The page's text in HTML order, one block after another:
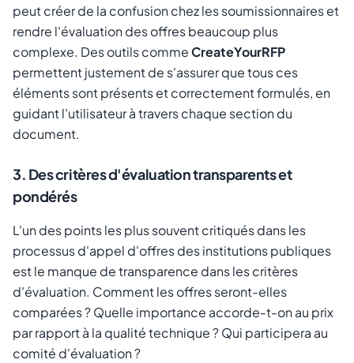
peut créer de la confusion chez les soumissionnaires et
rendre l'évaluation des offres beaucoup plus
complexe. Des outils commeCreateYourRFP
permettent justement de s'assurer que tous ces
éléments sont présents et correctement formulés, en
guidant l'utilisateur à travers chaque section du
document.
3. Des critères d'évaluation transparents et
pondérés
L'un des points les plus souvent critiqués dans les
processus d'appel d'offres des institutions publiques
est le manque de transparence dans les critères
d'évaluation. Comment les offres seront-elles
comparées ? Quelle importance accorde-t-on au prix
par rapport à la qualité technique ? Qui participera au
comité d'évaluation ?